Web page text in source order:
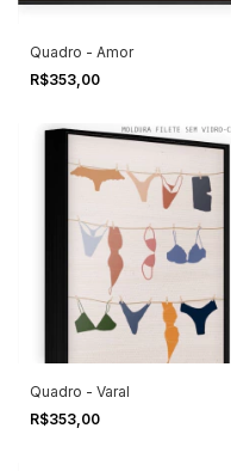
Quadro - Amor
R$353,00
Quadro - Varal
R$353,00